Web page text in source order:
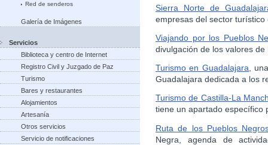
Red de senderos
Galería de Imágenes
Servicios
Biblioteca y centro de Internet
Registro Civil y Juzgado de Paz
Turismo
Bares y restaurantes
Alojamientos
Artesanía
Otros servicios
Servicio de notificaciones
Sierra Norte de
empresas del sector
Viajando por los Pueblos
divulgación de los valores de
Turismo en Guadalajara,
Guadalajara dedicada a los
Turismo de Castilla-La
tiene un apartado específico
Ruta de los Pueblos
Negra, agenda de